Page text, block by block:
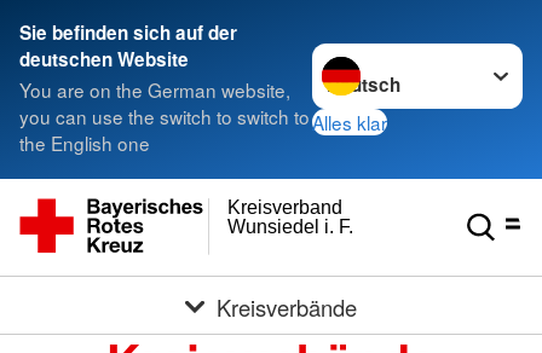
Sie befinden sich auf der
deutschen Website
You are on the German website,
you can use the switch to switch to
the English one
Sprache wechseln zu
Alles klar
Wunsiedel i. F.
Kreisverband
Kreisverbände